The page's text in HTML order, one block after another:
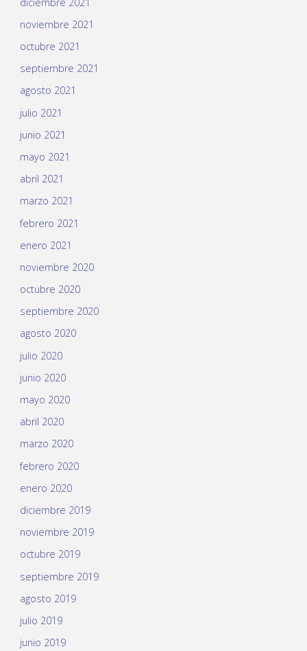
noviembre 2021
octubre 2021
septiembre 2021
agosto 2021
julio 2021
junio 2021
mayo 2021
abril 2021
marzo 2021
febrero 2021
enero 2021
noviembre 2020
octubre 2020
septiembre 2020
agosto 2020
julio 2020
junio 2020
mayo 2020
abril 2020
marzo 2020
febrero 2020
enero 2020
diciembre 2019
noviembre 2019
octubre 2019
septiembre 2019
agosto 2019
julio 2019
junio 2019